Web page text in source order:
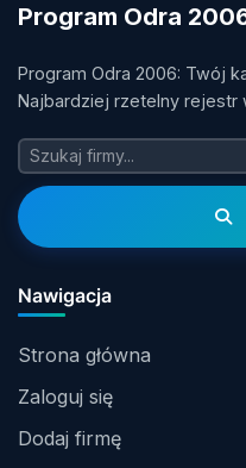
Program Odra
Program Odra 2006: Twój
Najbardziej rzetelny rejestr
Nawigacja
Strona główna
Zaloguj się
Dodaj firmę